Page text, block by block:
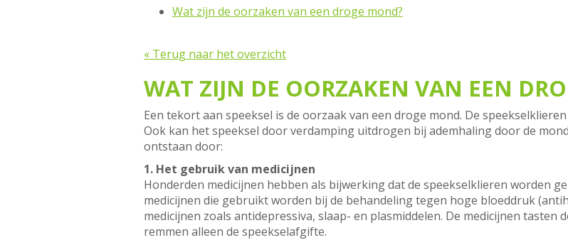
Wat zijn de oorzaken van een droge mond?
« Terug naar het overzicht
WAT ZIJN DE OORZAKEN VAN EEN
Een tekort aan speeksel is de oorzaak van een droge mond. De
Ook kan het speeksel door verdamping uitdrogen bij ademhaling door de
ontstaan door:
1. Het gebruik van medicijnen
Honderden medicijnen hebben als bijwerking dat de speekselklieren worden
medicijnen die gebruikt worden bij de behandeling tegen hoge bloeddruk
medicijnen zoals antidepressiva, slaap- en plasmiddelen. De medicijnen tasten
remmen alleen de speekselafgifte.